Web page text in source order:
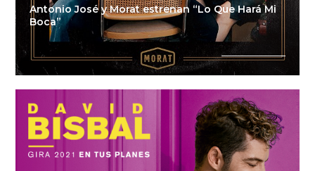
Antonio José y Morat estrenan “Lo Que Hará Mi
Boca”